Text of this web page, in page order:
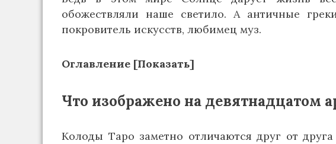
обожествляли наше светило. А античные
покровитель искусств, любимец муз.
Оглавление [Показать]
Что изображено на девятнадцатом
Колоды Таро заметно отличаются друг от